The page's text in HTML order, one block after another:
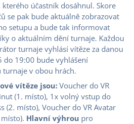
účastník dosáhnul. Skore
se pak bude aktuálně zobrazovat
setupu a bude tak informovat
o aktuálním dění turnaje. Každou
turnaje vyhlásí vítěze za danou
do 19:00 bude vyhlášení
v obou hrách.
vítěze jsou: Voucher do VR
(1. místo), 1x volný vstup do
(2. místo), Voucher do VR Avatar
Hlavní výhrou pro